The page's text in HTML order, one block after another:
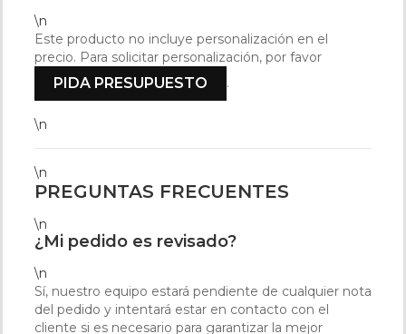
\n
Este producto no incluye personalización en el
precio. Para solicitar personalización, por favor
PIDA PRESUPUESTO .
\n
\n
PREGUNTAS FRECUENTES
\n
¿Mi pedido es revisado?
\n
Sí, nuestro equipo estará pendiente de cualquier nota
del pedido y intentará estar en contacto con el
cliente si es necesario para garantizar la mejor